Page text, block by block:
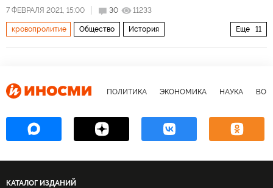
7 ФЕВРАЛЯ 2021, 15:00 30 11233
Еще 11
кровопролитие Общество История
война битва история Красная армия
ПОЛИТИКА ЭКОНОМИКА НАУКА
КАТАЛОГ ИЗДАНИЙ